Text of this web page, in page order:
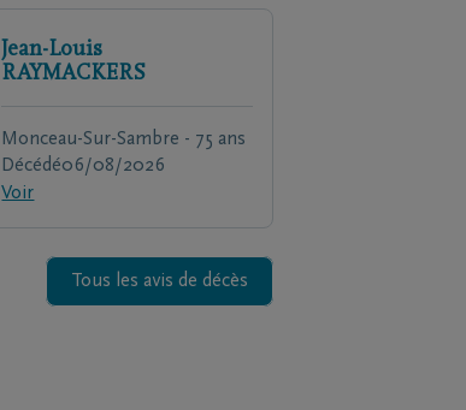
Jean-Louis
RAYMACKERS
Monceau-Sur-Sambre - 75 ans
Décédé06/08/2026
Voir
Tous les avis de décès